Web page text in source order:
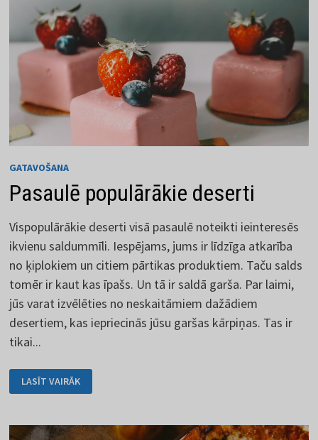
GATAVOŠANA
Pasaulē populārākie deserti
Vispopulārākie deserti visā pasaulē noteikti ieinteresēs
ikvienu saldummīli. Iespējams, jums ir līdzīga atkarība
no ķiplokiem un citiem pārtikas produktiem. Taču salds
tomēr ir kaut kas īpašs. Un tā ir saldā garša. Par laimi,
jūs varat izvēlēties no neskaitāmiem dažādiem
desertiem, kas iepriecinās jūsu garšas kārpiņas. Tas ir
tikai...
PASAULĒ
POPULĀRĀKIE
DESERTI
LASĪT VAIRĀK